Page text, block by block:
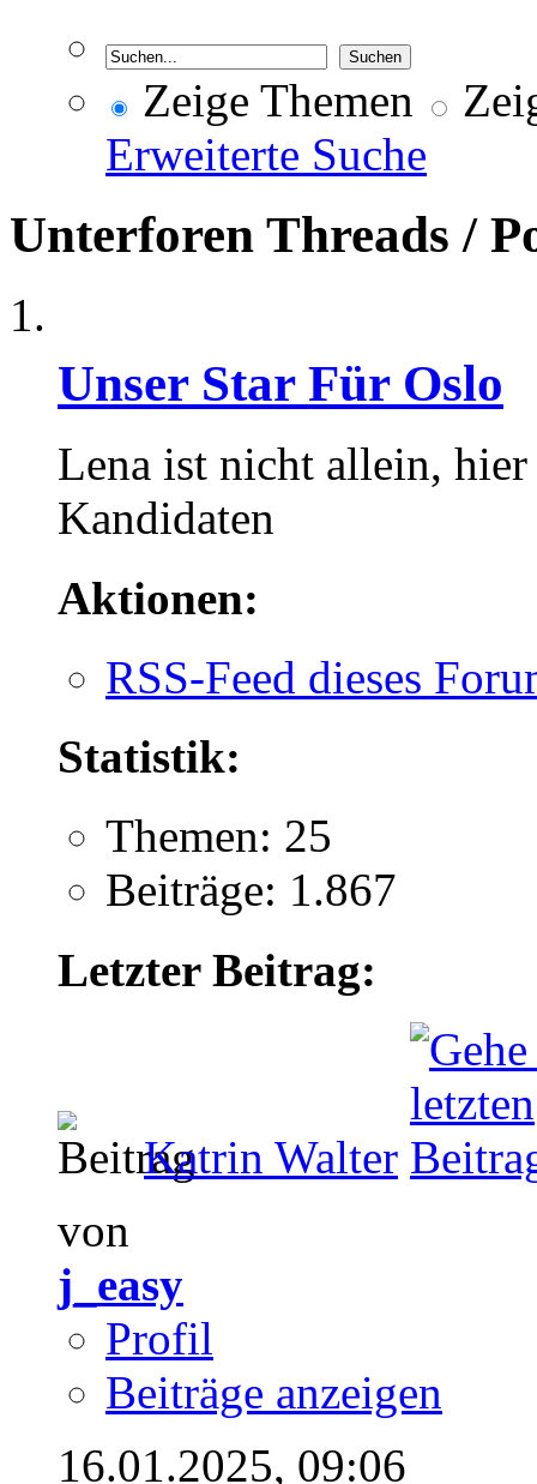
Zeige Themen
Erweiterte Suche
Unterforen Threads /
Unser Star Für Oslo
Lena ist nicht allein,
Kandidaten
Aktionen:
RSS-Feed dieses
Statistik:
Themen: 25
Beiträge: 1.867
Letzter Beitrag:
Katrin Walter
von
j_easy
Profil
Beiträge anzeigen
16.01.2025, 09:06